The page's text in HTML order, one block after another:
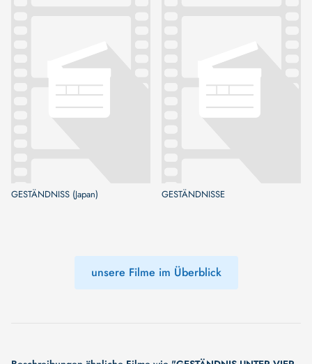
GESTÄNDNISS (Japan) GESTÄNDNISSE
unsere Filme im Überblick